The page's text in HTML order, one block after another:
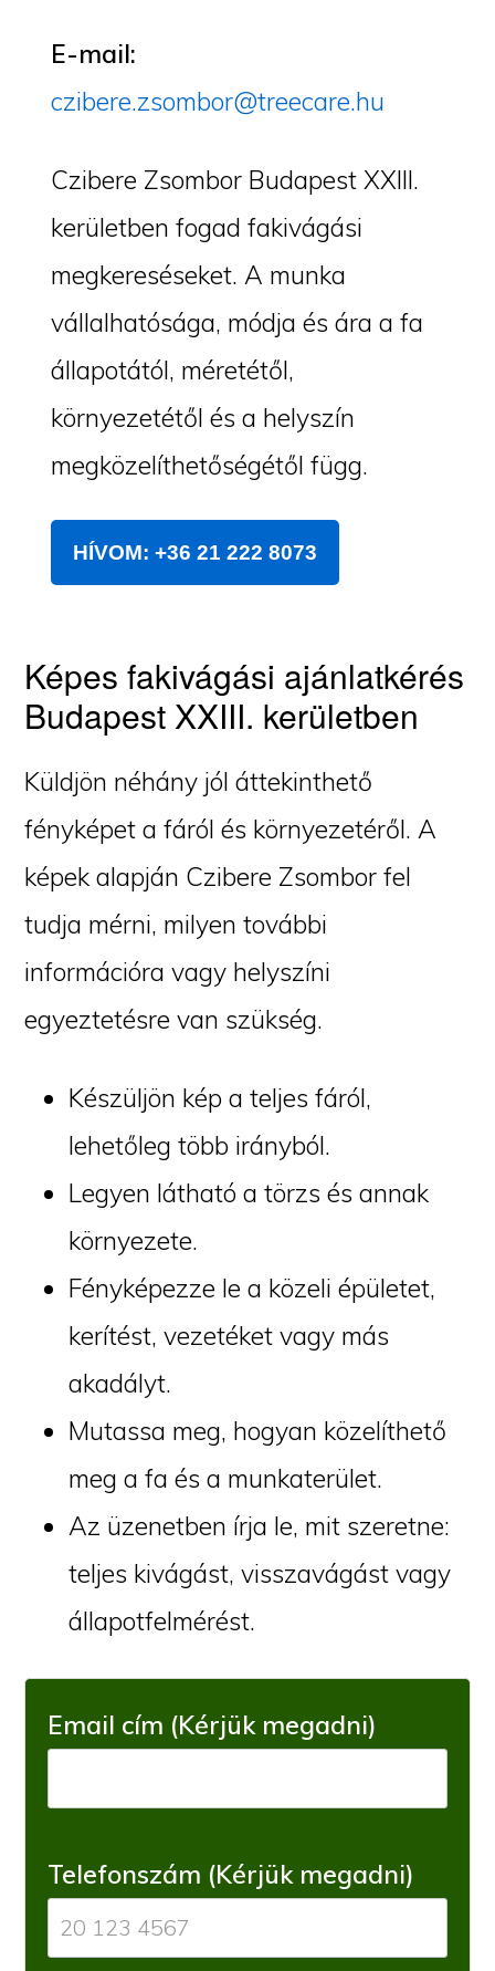
E-mail:
czibere.zsombor@treecare.hu
Czibere Zsombor Budapest XXIII.
kerületben fogad fakivágási
megkereséseket. A munka
vállalhatósága, módja és ára a fa
állapotától, méretétől,
környezetétől és a helyszín
megközelíthetőségétől függ.
HÍVOM: +36 21 222 8073
Képes fakivágási ajánlatkérés
Budapest XXIII. kerületben
Küldjön néhány jól áttekinthető
fényképet a fáról és környezetéről. A
képek alapján Czibere Zsombor fel
tudja mérni, milyen további
információra vagy helyszíni
egyeztetésre van szükség.
Készüljön kép a teljes fáról,
lehetőleg több irányból.
Legyen látható a törzs és annak
környezete.
Fényképezze le a közeli épületet,
kerítést, vezetéket vagy más
akadályt.
Mutassa meg, hogyan közelíthető
meg a fa és a munkaterület.
Az üzenetben írja le, mit szeretne:
teljes kivágást, visszavágást vagy
állapotfelmérést.
Email cím (Kérjük megadni)
Telefonszám (Kérjük megadni)